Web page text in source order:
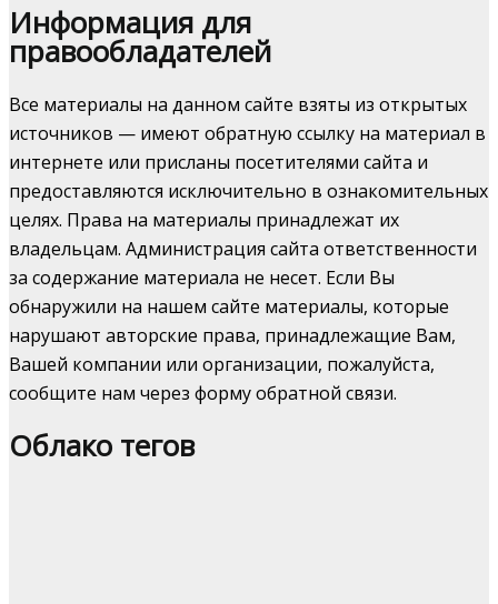
Информация для
правообладателей
Все материалы на данном сайте взяты из открытых
источников — имеют обратную ссылку на материал в
интернете или присланы посетителями сайта и
предоставляются исключительно в ознакомительных
целях. Права на материалы принадлежат их
владельцам. Администрация сайта ответственности
за содержание материала не несет. Если Вы
обнаружили на нашем сайте материалы, которые
нарушают авторские права, принадлежащие Вам,
Вашей компании или организации, пожалуйста,
сообщите нам через форму обратной связи.
Облако тегов